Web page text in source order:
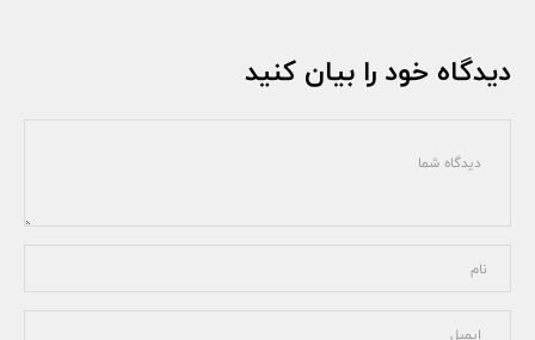
دیدگاه خود را بیان کنید